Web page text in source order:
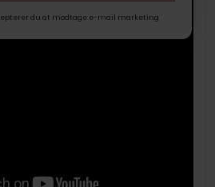
du at modtage e-mail marketing